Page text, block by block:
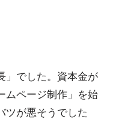
」でした。資本金が
ムページ制作」を始
ツが悪そうでした